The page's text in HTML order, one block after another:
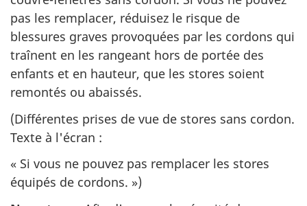
pas les remplacer, réduisez le risque de
blessures graves provoquées par les cordons qui
traînent en les rangeant hors de portée des
enfants et en hauteur, que les stores soient
remontés ou abaissés.
(Différentes prises de vue de stores sans cordon.
Texte à l'écran :
« Si vous ne pouvez pas remplacer les stores
équipés de cordons. »)